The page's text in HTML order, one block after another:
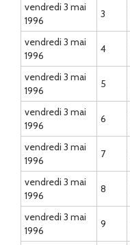
vendredi 3 mai
1996
3
vendredi 3 mai
1996
4
vendredi 3 mai
1996
5
vendredi 3 mai
1996
6
vendredi 3 mai
1996
7
vendredi 3 mai
1996
8
vendredi 3 mai
1996
9